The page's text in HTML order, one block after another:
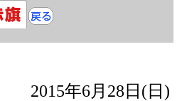
2015年6月28日(日)